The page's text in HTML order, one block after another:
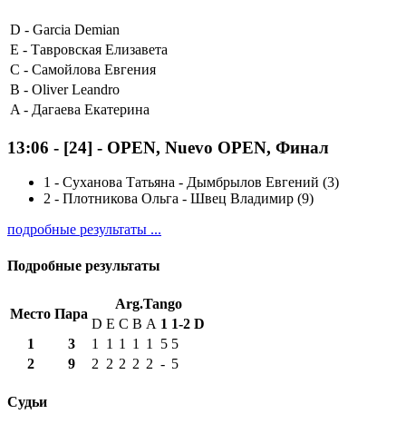
D - Garcia Demian
E - Тавровская Елизавета
C - Самойлова Евгения
B - Oliver Leandro
A - Дагаева Екатерина
13:06 - [24] - OPEN, Nuevo OPEN, Финал
1 - Суханова Татьяна - Дымбрылов Евгений (3)
2 - Плотникова Ольга - Швец Владимир (9)
подробные результаты ...
Подробные результаты
Место Пара
Arg.Tango
D E C B A 1 1-2 D
1
3 1 1 1 1 1 5 5
2
9 2 2 2 2 2 - 5
Судьи